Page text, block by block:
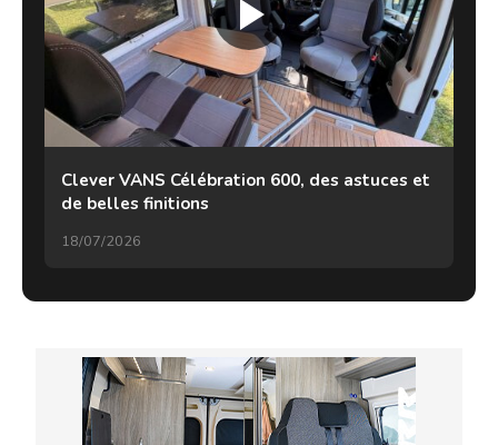
Clever VANS Célébration 600, des astuces et
de belles finitions
18/07/2026